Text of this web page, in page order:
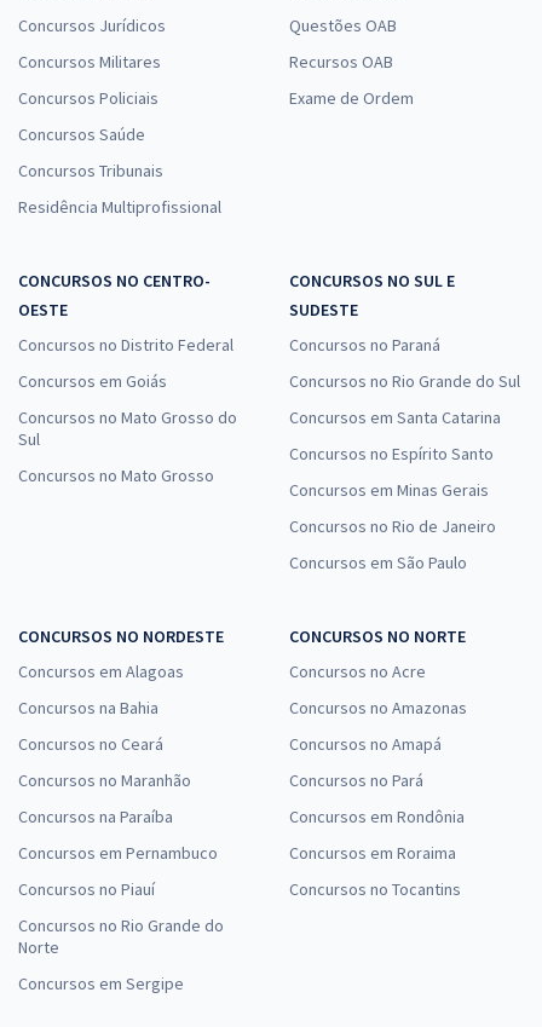
Concursos Jurídicos
Concursos Militares
Concursos Policiais
Concursos Saúde
Concursos Tribunais
Residência Multiprofissional
Questões OAB
Recursos OAB
Exame de Ordem
CONCURSOS NO CENTRO-
OESTE
Concursos no Distrito Federal
Concursos em Goiás
Concursos no Mato Grosso do
Sul
Concursos no Mato Grosso
CONCURSOS NO SUL E
SUDESTE
Concursos no Paraná
Concursos no Rio Grande do Sul
Concursos em Santa Catarina
Concursos no Espírito Santo
Concursos em Minas Gerais
Concursos no Rio de Janeiro
Concursos em São Paulo
CONCURSOS NO NORDESTE
Concursos em Alagoas
Concursos na Bahia
Concursos no Ceará
Concursos no Maranhão
Concursos na Paraíba
Concursos em Pernambuco
Concursos no Piauí
Concursos no Rio Grande do
Norte
Concursos em Sergipe
CONCURSOS NO NORTE
Concursos no Acre
Concursos no Amazonas
Concursos no Amapá
Concursos no Pará
Concursos em Rondônia
Concursos em Roraima
Concursos no Tocantins